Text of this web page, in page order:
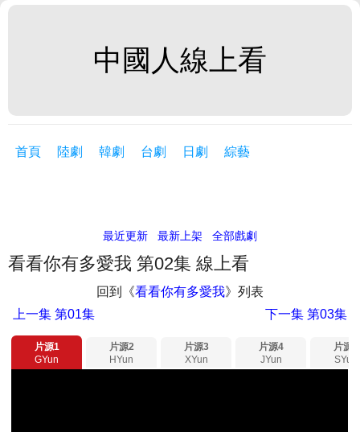
中國人線上看
首頁 陸劇 韓劇 台劇 日劇 綜藝
最近更新 最新上架 全部戲劇
看看你有多愛我 第02集 線上看
回到《看看你有多愛我》列表
上一集 第01集 下一集第03集
片源1
GYun
片源2
HYun
片源3
XYun
片源4
JYun
片源5
SYun